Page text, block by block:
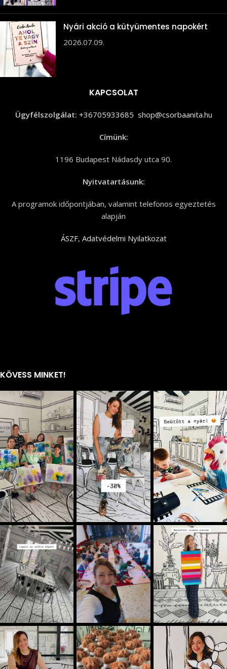
Nyári akció a kütyümentes napokért
2026.07.09.
KAPCSOLAT
Ügyfélszolgálat: +36705933685 shop@csorbaanita.hu
Címünk:
1196 Budapest Nádasdy utca 90.
Nyitvatartásunk:
A programok időpontjában, valamint telefonos egyeztetés
alapján
ÁSZF, Adatvédelmi Nyilatkozat
KÖVESS MINKET!